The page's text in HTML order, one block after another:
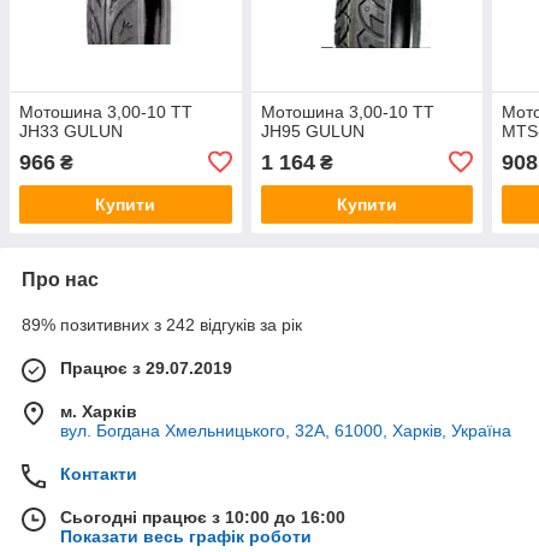
Мотошина 3,00-10 ТТ
JH33 GULUN
966 ₴
Купити
Мотошина 3,00-10 ТТ
JH95 GULUN
1 164₴
Купити
908
Про нас
89% позитивних з 242 відгуків за рік
Працює з 29.07.2019
м. Харків
вул. Богдана Хмельницького, 32А, 61000, Харків, Україна
Контакти
Сьогодні працює з 10:00 до 16:00
Показати весь графік роботи